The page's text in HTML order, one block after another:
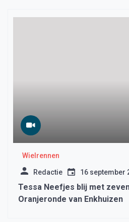
Wielrennen
Redactie 16 september
Tessa Neefjes blij met
Oranjeronde van Enkhuizen